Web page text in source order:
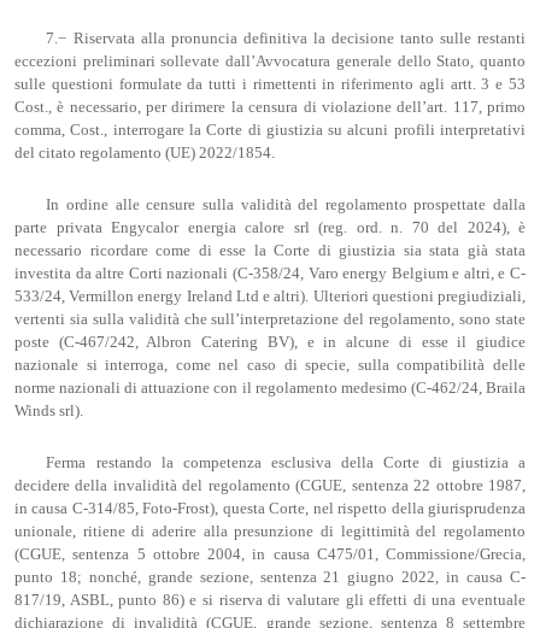
7.− Riservata alla pronuncia definitiva la decisione tanto sulle restanti
eccezioni preliminari sollevate dall’Avvocatura generale dello Stato, quanto
sulle questioni formulate da tutti i rimettenti in riferimento agli artt. 3 e 53
Cost., è necessario, per dirimere la censura di violazione dell’art. 117, primo
comma, Cost., interrogare la Corte di giustizia su alcuni profili interpretativi
del citato regolamento (UE) 2022/1854.
In ordine alle censure sulla validità del regolamento prospettate dalla
parte privata Engycalor energia calore srl (reg. ord. n. 70 del 2024), è
necessario ricordare come di esse la Corte di giustizia sia stata già stata
investita da altre Corti nazionali (C-358/24, Varo energy Belgium e altri, e C-
533/24, Vermillon energy Ireland Ltd e altri). Ulteriori questioni pregiudiziali,
vertenti sia sulla validità che sull’interpretazione del regolamento, sono state
poste (C-467/242, Albron Catering BV), e in alcune di esse il giudice
nazionale si interroga, come nel caso di specie, sulla compatibilità delle
norme nazionali di attuazione con il regolamento medesimo (C-462/24, Braila
Winds srl).
Ferma restando la competenza esclusiva della Corte di giustizia a
decidere della invalidità del regolamento (CGUE, sentenza 22 ottobre 1987,
in causa C-314/85, Foto-Frost), questa Corte, nel rispetto della giurisprudenza
unionale, ritiene di aderire alla presunzione di legittimità del regolamento
(CGUE, sentenza 5 ottobre 2004, in causa C475/01, Commissione/Grecia,
punto 18; nonché, grande sezione, sentenza 21 giugno 2022, in causa C-
817/19, ASBL, punto 86) e si riserva di valutare gli effetti di una eventuale
dichiarazione di invalidità (CGUE, grande sezione, sentenza 8 settembre